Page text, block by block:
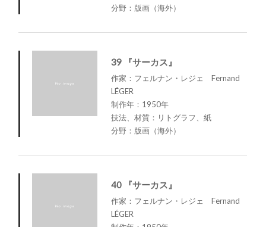
分野：版画（海外）
39 『サーカス』
作家：フェルナン・レジェ Fernand
LÉGER
制作年：1950年
技法、材質：リトグラフ、紙
分野：版画（海外）
40 『サーカス』
作家：フェルナン・レジェ Fernand
LÉGER